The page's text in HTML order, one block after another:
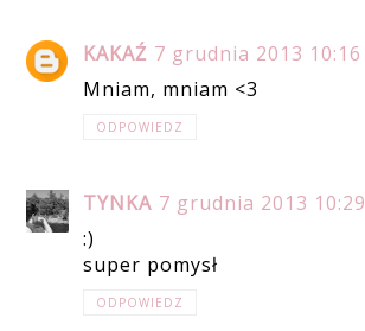
KAKAŹ 7 grudnia 2013 10:16
Mniam, mniam <3
ODPOWIEDZ
TYNKA 7 grudnia 2013 10:29
:)
super pomysł
ODPOWIEDZ